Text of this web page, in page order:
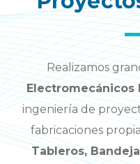
Realizamos
Electromecánicos
ingeniería de
fabricaciones
Tableros,